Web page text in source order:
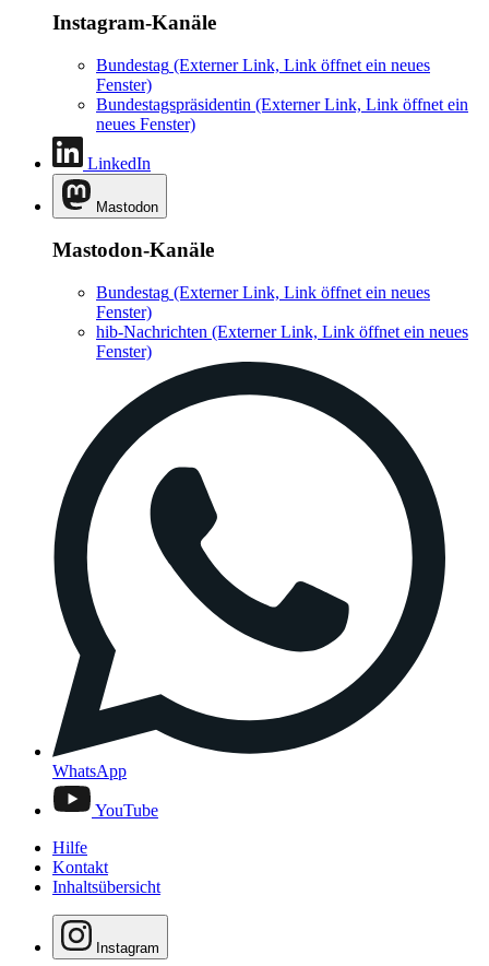
Instagram-Kanäle
Bundestag (Externer Link, Link öffnet ein neues
Fenster)
Bundestagspräsidentin (Externer Link, Link öffnet ein
neues Fenster)
LinkedIn
Mastodon
Mastodon-Kanäle
Bundestag (Externer Link, Link öffnet ein neues
Fenster)
hib-Nachrichten (Externer Link, Link öffnet ein neues
Fenster)
WhatsApp
YouTube
Hilfe
Kontakt
Inhaltsübersicht
Instagram